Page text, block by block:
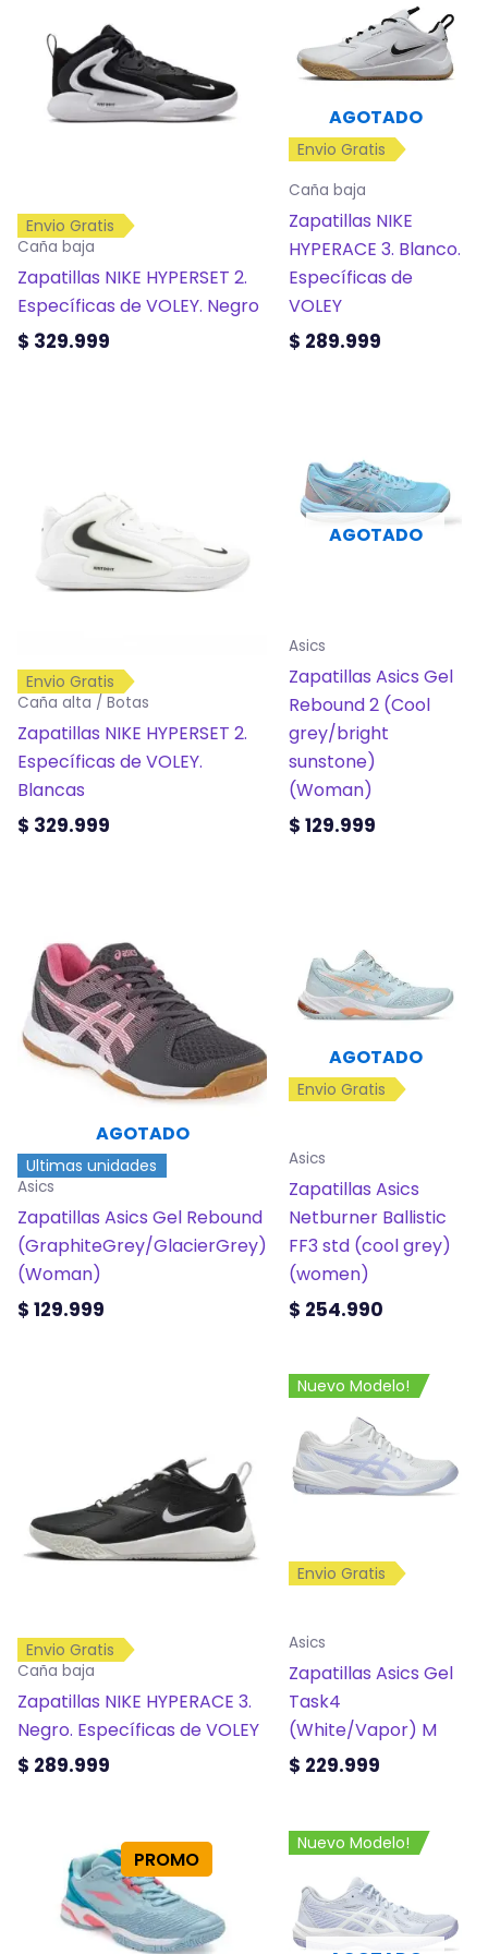
Envio Gratis
Caña baja
Zapatillas NIKE HYPERSET 2.
Específicas de VOLEY. Negro
$ 329.999
múltiples
variantes.
elegir
en
la
página
de
AGOTADO
Envio Gratis
Caña baja
Zapatillas NIKE
HYPERACE 3. Blanco.
Específicas de
VOLEY
$ 289.999
múltiples
variantes.
opciones
se
pueden
elegir
en
la
página
de
Envio Gratis
Caña alta / Botas
Zapatillas NIKE HYPERSET 2.
Específicas de VOLEY.
Blancas
$ 329.999
múltiples
variantes.
opciones
elegir
en
la
página
de
producto
AGOTADO
Asics
Zapatillas Asics Gel
Rebound 2 (Cool
grey/bright
sunstone)
(Woman)
$ 129.999
tiene
múltiples
variantes.
pueden
elegir
en
la
página
de
producto
AGOTADO
Ultimas unidades
Asics
Zapatillas Asics Gel Rebound
(GraphiteGrey/GlacierGrey)
(Woman)
$ 129.999
tiene
múltiples
variantes.
Las
opciones
elegir
en
la
página
de
producto
AGOTADO
Envio Gratis
Asics
Zapatillas Asics
Netburner Ballistic
FF3 std (cool grey)
(women)
$ 254.990
tiene
múltiples
variantes.
opciones
se
elegir
en
la
página
de
producto
Envio Gratis
Caña baja
Zapatillas NIKE HYPERACE 3.
Negro. Específicas de VOLEY
$ 289.999
variantes.
Las
opciones
elegir
en
la
página
de
Nuevo Modelo!
Envio Gratis
Asics
Zapatillas Asics Gel
Task4
(White/Vapor) M
$ 229.999
Este
producto
tiene
múltiples
variantes.
opciones
se
elegir
en
la
página
de
PROMO
producto
múltiples
Nuevo Modelo!
Este
tiene
múltiples